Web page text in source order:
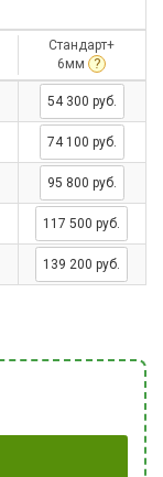
Стандарт+
6мм ?
54 300 руб.
74 100 руб.
95 800 руб.
117 500 руб.
139 200 руб.